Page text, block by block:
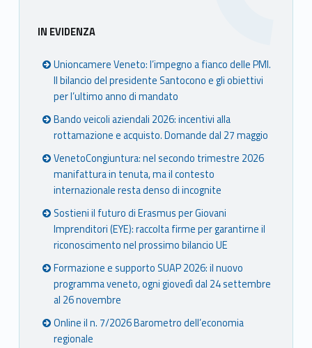
Sidebar
IN EVIDENZA
Unioncamere Veneto: l’impegno a fianco delle PMI.
Il bilancio del presidente Santocono e gli obiettivi
per l’ultimo anno di mandato
Bando veicoli aziendali 2026: incentivi alla
rottamazione e acquisto. Domande dal 27 maggio
VenetoCongiuntura: nel secondo trimestre 2026
manifattura in tenuta, ma il contesto
internazionale resta denso di incognite
Sostieni il futuro di Erasmus per Giovani
Imprenditori (EYE): raccolta firme per garantirne il
riconoscimento nel prossimo bilancio UE
Formazione e supporto SUAP 2026: il nuovo
programma veneto, ogni giovedì dal 24 settembre
al 26 novembre
Online il n. 7/2026 Barometro dell’economia
regionale